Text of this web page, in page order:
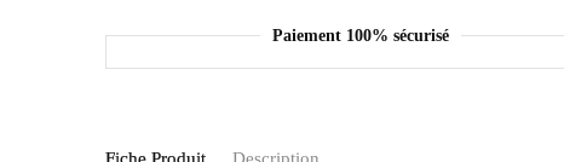
Paiement 100% sécurisé
Fiche Produit Description